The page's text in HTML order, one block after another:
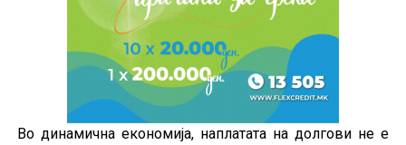
Во динамична економија, наплатата на долгови не е